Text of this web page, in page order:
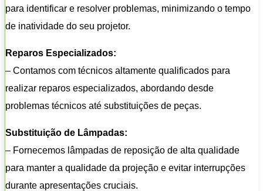
para identificar e resolver problemas, minimizando o tempo
de inatividade do seu projetor.
Reparos Especializados:
– Contamos com técnicos altamente qualificados para
realizar reparos especializados, abordando desde
problemas técnicos até substituições de peças.
Substituição de Lâmpadas:
– Fornecemos lâmpadas de reposição de alta qualidade
para manter a qualidade da projeção e evitar interrupções
durante apresentações cruciais.